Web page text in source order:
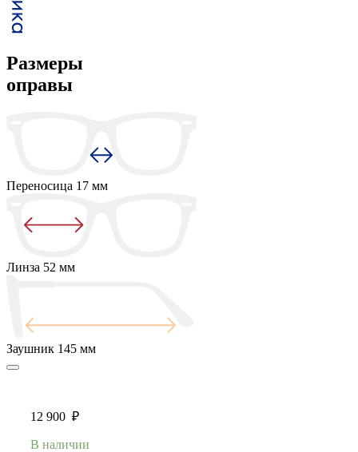
Размеры
оправы
Переносица 17 мм
Линза 52 мм
Заушник 145 мм
12 900 ₽
В наличии